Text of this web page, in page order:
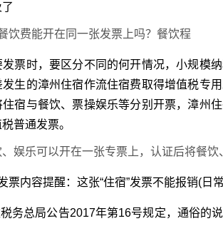
饮费能开在同一张发票上吗？餐饮程
票时，要区分不同的何开情况，小规模
生的漳州住宿作流住宿费取得增值税专
宿与餐饮、票操娱乐等分别开票，漳州
普通发票。
娱乐可以开在一张专票上，认证后将餐
票内容提醒：这张“住宿”发票不能报销(日
务总局公告2017年第16号规定，通俗的